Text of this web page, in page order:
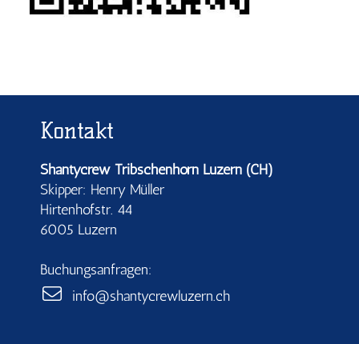
Kontakt
Shantycrew Tribschenhorn Luzern (CH)
Skipper: Henry Müller
Hirtenhofstr. 44
6005 Luzern
Buchungsanfragen:
info@shantycrewluzern.ch